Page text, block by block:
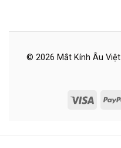
© 2026 Mắt Kính Âu Việt
Visa